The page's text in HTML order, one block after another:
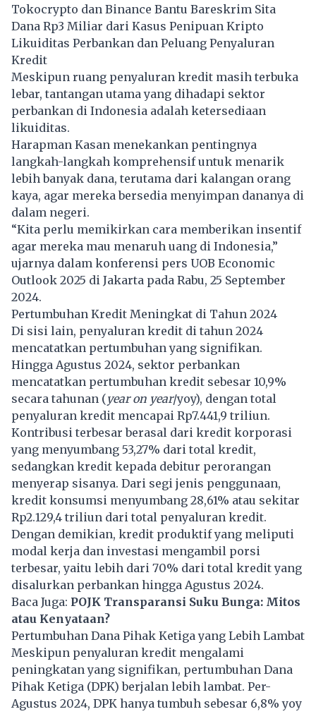
Tokocrypto dan Binance Bantu Bareskrim Sita
Dana Rp3 Miliar dari Kasus Penipuan Kripto
Likuiditas Perbankan dan Peluang Penyaluran
Kredit
Meskipun ruang penyaluran kredit masih terbuka
lebar, tantangan utama yang dihadapi sektor
perbankan di Indonesia adalah ketersediaan
likuiditas.
Harapman Kasan menekankan pentingnya
langkah-langkah komprehensif untuk menarik
lebih banyak dana, terutama dari kalangan orang
kaya, agar mereka bersedia menyimpan dananya di
dalam negeri.
“Kita perlu memikirkan cara memberikan insentif
agar mereka mau menaruh uang di Indonesia,”
ujarnya dalam konferensi pers UOB Economic
Outlook 2025 di Jakarta pada Rabu, 25 September
2024.
Pertumbuhan Kredit Meningkat di Tahun 2024
Di sisi lain, penyaluran kredit di tahun 2024
mencatatkan pertumbuhan yang signifikan.
Hingga Agustus 2024, sektor perbankan
mencatatkan pertumbuhan kredit sebesar 10,9%
secara tahunan (year on year/yoy), dengan total
penyaluran kredit mencapai Rp7.441,9 triliun.
Kontribusi terbesar berasal dari kredit korporasi
yang menyumbang 53,27% dari total kredit,
sedangkan kredit kepada debitur perorangan
menyerap sisanya. Dari segi jenis penggunaan,
kredit konsumsi menyumbang 28,61% atau sekitar
Rp2.129,4 triliun dari total penyaluran kredit.
Dengan demikian, kredit produktif yang meliputi
modal kerja dan investasi mengambil porsi
terbesar, yaitu lebih dari 70% dari total kredit yang
disalurkan perbankan hingga Agustus 2024.
Baca Juga: POJK Transparansi Suku Bunga: Mitos
atau Kenyataan?
Pertumbuhan Dana Pihak Ketiga yang Lebih Lambat
Meskipun penyaluran kredit mengalami
peningkatan yang signifikan, pertumbuhan Dana
Pihak Ketiga (DPK) berjalan lebih lambat. Per-
Agustus 2024, DPK hanya tumbuh sebesar 6,8% yoy